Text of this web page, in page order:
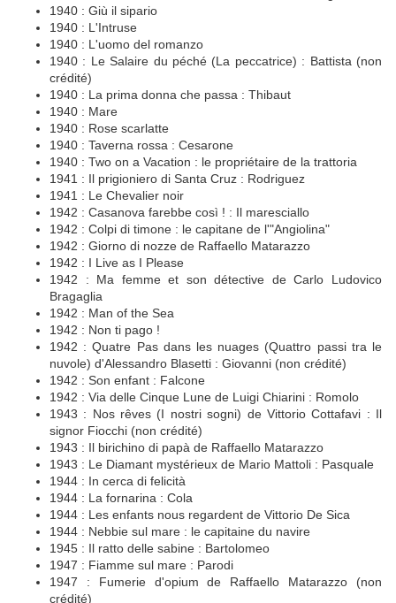
1940 : Giù il sipario
1940 : L'Intruse
1940 : L'uomo del romanzo
1940 : Le Salaire du péché (La peccatrice) : Battista (non
crédité)
1940 : La prima donna che passa : Thibaut
1940 : Mare
1940 : Rose scarlatte
1940 : Taverna rossa : Cesarone
1940 : Two on a Vacation : le propriétaire de la trattoria
1941 : Il prigioniero di Santa Cruz : Rodriguez
1941 : Le Chevalier noir
1942 : Casanova farebbe così ! : Il maresciallo
1942 : Colpi di timone : le capitane de l'"Angiolina"
1942 : Giorno di nozze de Raffaello Matarazzo
1942 : I Live as I Please
1942 : Ma femme et son détective de Carlo Ludovico
Bragaglia
1942 : Man of the Sea
1942 : Non ti pago !
1942 : Quatre Pas dans les nuages (Quattro passi tra le
nuvole) d'Alessandro Blasetti : Giovanni (non crédité)
1942 : Son enfant : Falcone
1942 : Via delle Cinque Lune de Luigi Chiarini : Romolo
1943 : Nos rêves (I nostri sogni) de Vittorio Cottafavi : Il
signor Fiocchi (non crédité)
1943 : Il birichino di papà de Raffaello Matarazzo
1943 : Le Diamant mystérieux de Mario Mattoli : Pasquale
1944 : In cerca di felicità
1944 : La fornarina : Cola
1944 : Les enfants nous regardent de Vittorio De Sica
1944 : Nebbie sul mare : le capitaine du navire
1945 : Il ratto delle sabine : Bartolomeo
1947 : Fiamme sul mare : Parodi
1947 : Fumerie d'opium de Raffaello Matarazzo (non
crédité)